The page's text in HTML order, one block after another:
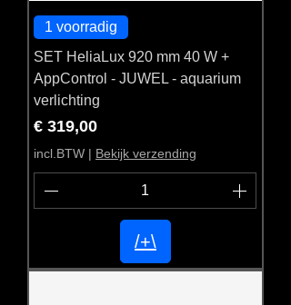
1 voorradig
SET HeliaLux 920 mm 40 W +
AppControl - JUWEL - aquarium
verlichting
Prijs
€ 319,00
incl.BTW | Bekijk verzending
/+\